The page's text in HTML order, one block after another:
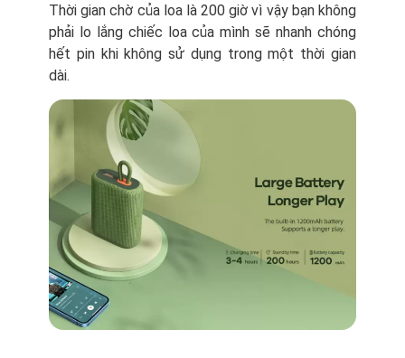
Thời gian chờ của loa là 200 giờ vì vậy bạn không
phải lo lắng chiếc loa của mình sẽ nhanh chóng
hết pin khi không sử dụng trong một thời gian
dài.